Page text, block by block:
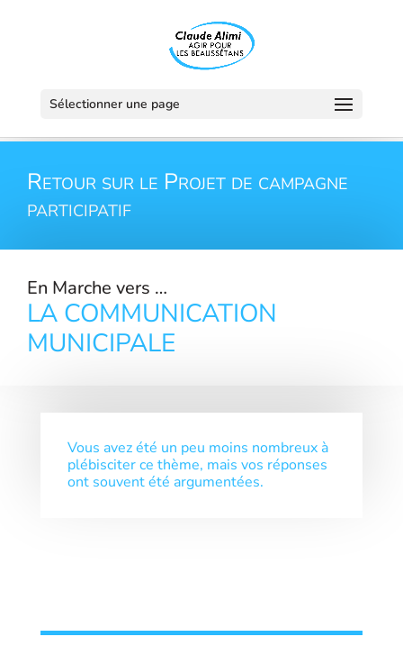
Sélectionner une page
Retour sur le Projet de campagne
participatif
En Marche vers …
LA COMMUNICATION
MUNICIPALE
Vous avez été un peu moins nombreux à
plébisciter ce thème, mais vos réponses
ont souvent été argumentées.